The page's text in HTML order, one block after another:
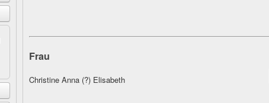
Frau
Christine Anna (?) Elisabeth